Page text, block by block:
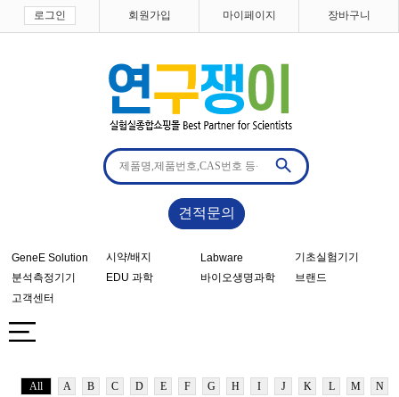
로그인 회원가입 마이페이지 장바구니
견적문의
GeneE Solution 시약/배지 Labware
기초실험기기
분석측정기기
EDU 과학 바이오생명과학
브랜드
고객센터
All A B C D E F G H I J K L M
N